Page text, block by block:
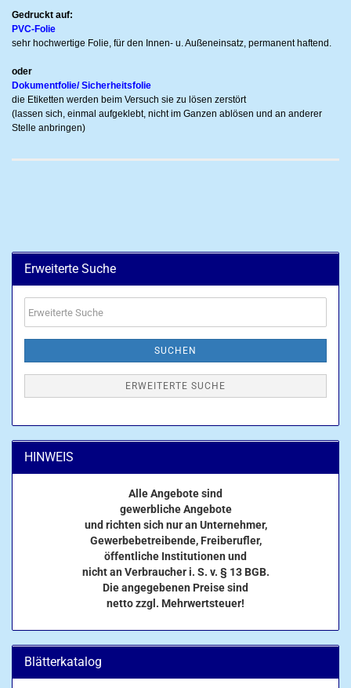
Gedruckt auf:
PVC-Folie
sehr hochwertige Folie, für den Innen- u. Außeneinsatz, permanent haftend.
oder
Dokumentfolie/ Sicherheitsfolie
die Etiketten werden beim Versuch sie zu lösen zerstört
(lassen sich, einmal aufgeklebt, nicht im Ganzen ablösen und an anderer
Stelle anbringen)
Erweiterte Suche
Suche
SUCHEN
ERWEITERTE SUCHE
HINWEIS
Alle Angebote sind
gewerbliche Angebote
und richten sich nur an Unternehmer,
Gewerbebetreibende, Freiberufler,
öffentliche Institutionen und
nicht an Verbraucher i. S. v. § 13 BGB.
Die angegebenen Preise sind
netto zzgl. Mehrwertsteuer!
Blätterkatalog